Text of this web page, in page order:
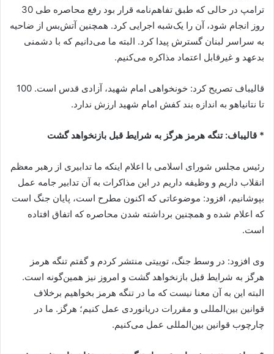
ترامپ در حالی که طبق تفاهم‌نامه قرار بود رفع محاصره طی 30
روز انجام شود، آن را یک‌شبه اجرایی کرد. همچنین آتش‌بس از ضاحیه
به سراسر لبنان گسترش پیدا کرد. البته ما می‌دانیم که با دشمنی
بدعهد و غیرقابل اعتماد مذاکره می‌کنیم.
قالیباف تصریح کرد: خونخواهی امام شهید، آزادی قدس است. 100
تا نتانیاهو به اندازه بند کفش امام شهید ارزش ندارد.
* قالیباف: تنگه هرمز هرگز به شرایط قبل بازنخواهد گشت
رئیس مجلس شورای اسلامی با اعلام اینکه ما تدابیری از رهبر معظم
انقلاب داریم و وظیفه داریم در این مذاکرات به آن تدابیر جامه عمل
بپوشانیم، افزود: موضوعاتی که اکنون مطرح است، پایان جنگ است
که اعلام شده و همچنین برداشته شدن محاصره که اتفاق افتاده
است.
وی افزود: در وسط جنگ، توییتی منتشر کردم و گفتم تنگه هرمز
هرگز به شرایط قبل بازنخواهد گشت و امروز نیز همین‌گونه است.
البته این به آن معنا نیست که ما در تنگه هرمز بخواهیم برخلاف
قوانین بین‌المللی و مقررات دریانوردی عمل کنیم؛ هرگز. ما در
چارچوب قوانین بین‌المللی عمل می‌کنیم.